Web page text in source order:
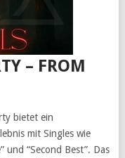
– FROM
bietet ein
mit Singles wie
und “Second Best”. Das